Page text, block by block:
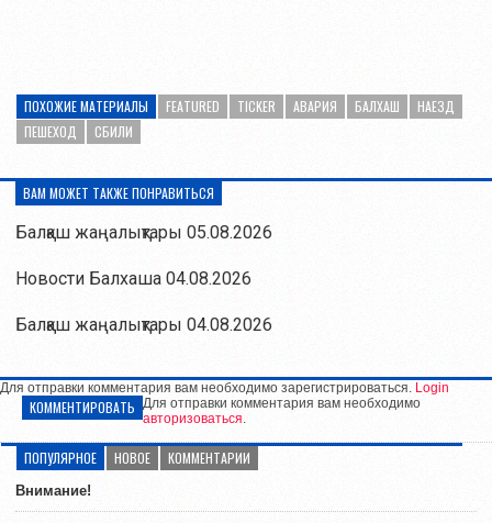
ПОХОЖИЕ МАТЕРИАЛЫ FEATURED TICKER АВАРИЯ БАЛХАШ
НАЕЗД
ПЕШЕХОД
СБИЛИ
ВАМ МОЖЕТ ТАКЖЕ ПОНРАВИТЬСЯ
Балқаш жаңалықтары 05.08.2026
Новости Балхаша 04.08.2026
Балқаш жаңалықтары 04.08.2026
Для отправки комментария вам необходимо зарегистрироваться. Login
КОММЕНТИРОВАТЬ Для отправки комментария вам необходимо
авторизоваться.
ПОПУЛЯРНОЕ НОВОЕ КОММЕНТАРИИ
Внимание!